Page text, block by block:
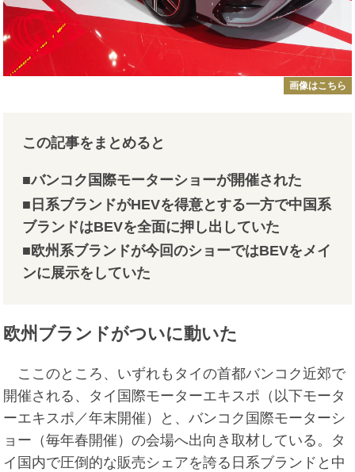
画像はこちら
この記事をまとめると
■バンコク国際モーターショーが開催された
■日系ブランドがHEVを得意とする一方で中国系
ブランドはBEVを全面に押し出していた
■欧州系ブランドが今回のショーではBEVをメイ
ンに展示をしていた
欧州ブランドがついに動いた
ここのところ、いずれもタイの首都バンコク近郊で
開催される、タイ国際モーターエキスポ（以下モータ
ーエキスポ／年末開催）と、バンコク国際モーターシ
ョー（毎年春開催）の会場へ出向き取材している。タ
イ国内で圧倒的な販売シェアを誇る日系ブランドと中